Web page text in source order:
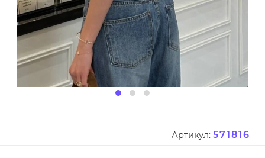
Артикул: 571816